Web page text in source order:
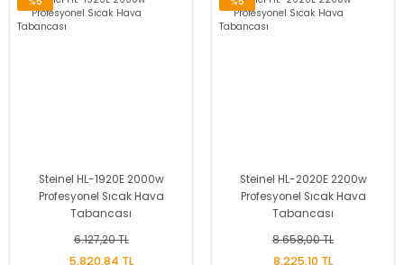
Steinel HL-1920E 2000w
Profesyonel Sıcak Hava
Tabancası
6.127,20 TL
5.820,84 TL
Steinel HL-2020E 2200w
Profesyonel Sıcak Hava
Tabancası
8.658,00 TL
8.225,10 TL